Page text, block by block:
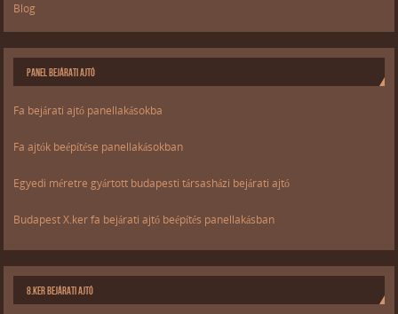
Blog
PANEL BEJÁRATI AJTÓ
Fa bejárati ajtó panellakásokba
Fa ajtók beépítése panellakásokban
Egyedi méretre gyártott budapesti társasházi bejárati ajtó
Budapest X.ker fa bejárati ajtó beépítés panellakásban
8.KER BEJÁRATI AJTÓ